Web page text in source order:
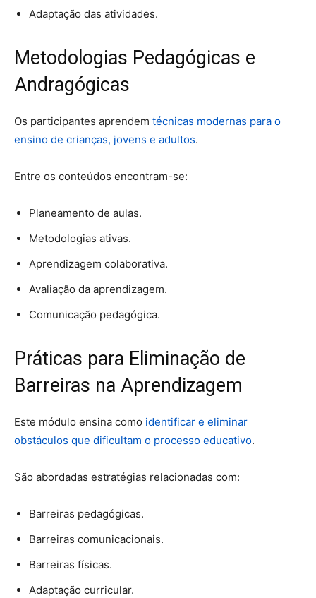
Adaptação das atividades.
Metodologias Pedagógicas e
Andragógicas
Os participantes aprendem técnicas modernas para o
ensino de crianças, jovens e adultos.
Entre os conteúdos encontram-se:
Planeamento de aulas.
Metodologias ativas.
Aprendizagem colaborativa.
Avaliação da aprendizagem.
Comunicação pedagógica.
Práticas para Eliminação de
Barreiras na Aprendizagem
Este módulo ensina como identificar e eliminar
obstáculos que dificultam o processo educativo.
São abordadas estratégias relacionadas com:
Barreiras pedagógicas.
Barreiras comunicacionais.
Barreiras físicas.
Adaptação curricular.